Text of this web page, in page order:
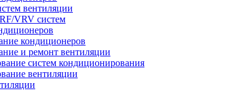
вентиляции
VRV систем
кондиционеров
и ремонт вентиляции
систем кондиционирования
вентиляции